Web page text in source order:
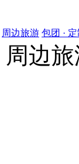
周边旅游 包团 ·
周边